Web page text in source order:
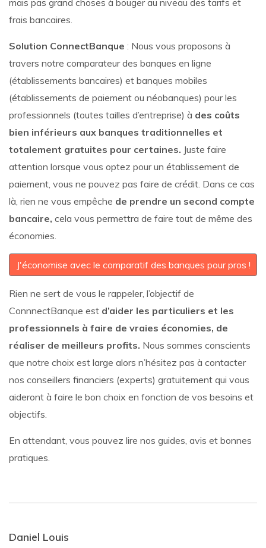
mais pas grand choses à bouger au niveau des tarifs et
frais bancaires.
Solution ConnectBanque : Nous vous proposons à
travers notre comparateur des banques en ligne
(établissements bancaires) et banques mobiles
(établissements de paiement ou néobanques) pour les
professionnels (toutes tailles d’entreprise) à des coûts
bien inférieurs aux banques traditionnelles et
totalement gratuites pour certaines. Juste faire
attention lorsque vous optez pour un établissement de
paiement, vous ne pouvez pas faire de crédit. Dans ce cas
là, rien ne vous empêche de prendre un second compte
bancaire, cela vous permettra de faire tout de même des
économies.
J'économise avec le comparatif des banques pour pros !
Rien ne sert de vous le rappeler, l’objectif de
ConnnectBanque est d’aider les particuliers et les
professionnels à faire de vraies économies, de
réaliser de meilleurs profits. Nous sommes conscients
que notre choix est large alors n’hésitez pas à contacter
nos conseillers financiers (experts) gratuitement qui vous
aideront à faire le bon choix en fonction de vos besoins et
objectifs.
En attendant, vous pouvez lire nos guides, avis et bonnes
pratiques.
Daniel Louis